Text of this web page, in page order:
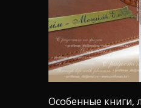
Особенные книги,